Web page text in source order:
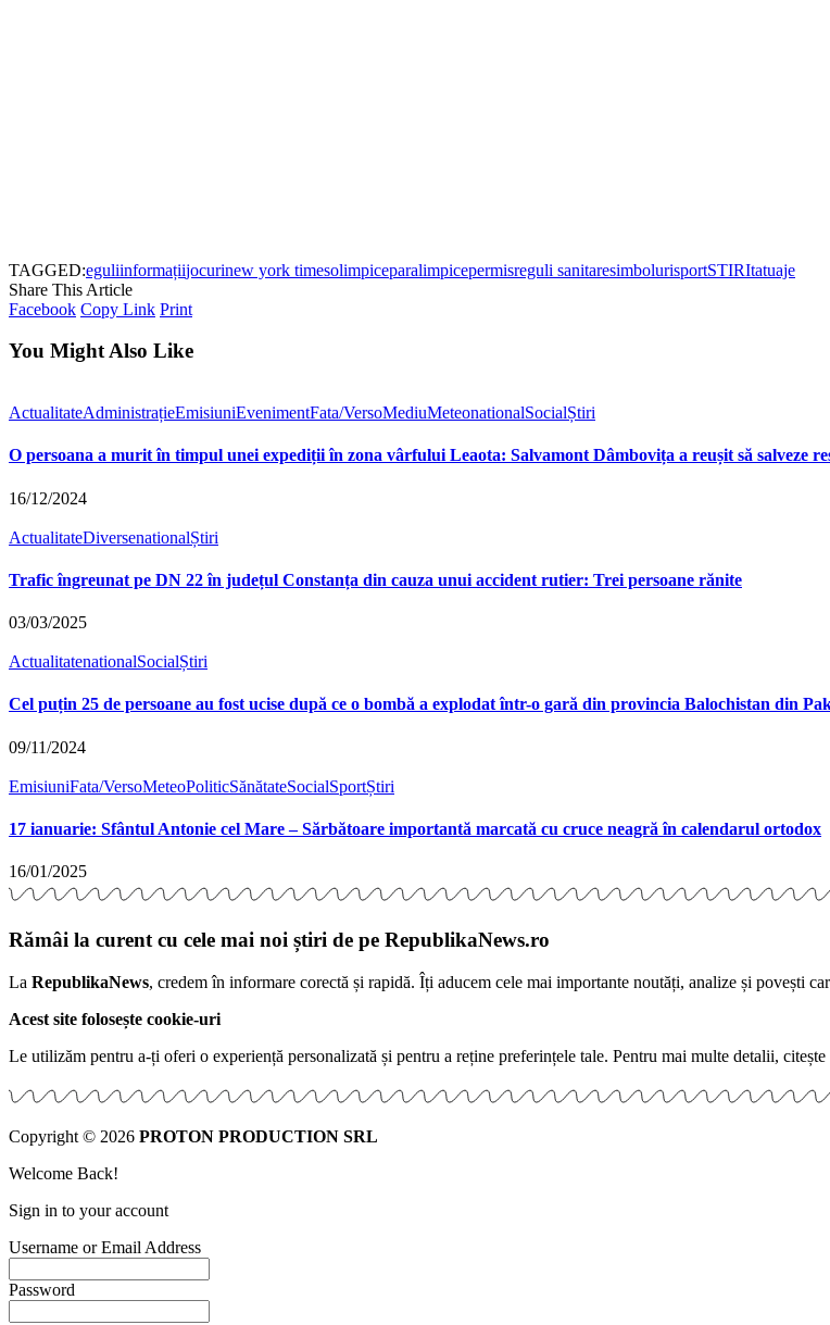
TAGGED:eguliinformațiijocurinew york timesolimpiceparalimpicepermisreguli sanitaresimbolurisportSTIRItatuaje
Share This Article
Facebook Copy Link Print
You Might Also Like
ActualitateAdministrațieEmisiuniEvenimentFata/VersoMediuMeteonationalSocialȘtiri
O persoana a murit în timpul unei expediții în zona vârfului Leaota: Salvamont Dâmbovița a reușit să salveze
16/12/2024
ActualitateDiversenationalȘtiri
Trafic îngreunat pe DN 22 în județul Constanța din cauza unui accident rutier: Trei persoane rănite
03/03/2025
ActualitatenationalSocialȘtiri
Cel puțin 25 de persoane au fost ucise după ce o bombă a explodat într-o gară din provincia Balochistan din
09/11/2024
EmisiuniFata/VersoMeteoPoliticSănătateSocialSportȘtiri
17 ianuarie: Sfântul Antonie cel Mare – Sărbătoare importantă marcată cu cruce neagră în calendarul ortodox
16/01/2025
Rămâi la curent cu cele mai noi știri de pe RepublikaNews.ro
La RepublikaNews, credem în informare corectă și rapidă. Îți aducem cele mai importante noutăți, analize și povești
Acest site folosește cookie-uri
Le utilizăm pentru a-ți oferi o experiență personalizată și pentru a reține preferințele tale. Pentru mai multe detalii, citește
Copyright © 2026 PROTON PRODUCTION SRL
Welcome Back!
Sign in to your account
Username or Email Address
Password